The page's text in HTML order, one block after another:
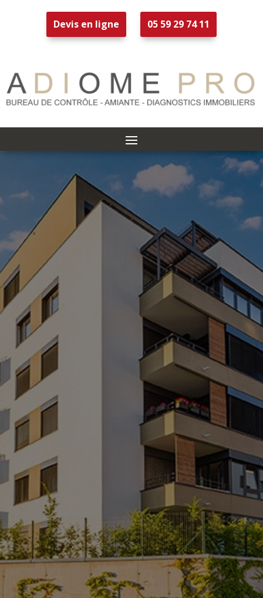
Devis en ligne 05 59 29 74 11
Diagnostic
Technique
Global à
Pessac
Dans certains cas, le Diagnostic
Technique Global (DTG) est une
obligation légale. Cela concerne
la mise en copropriété, la
division en plusieurs lots
privatifs et communs d’un
immeuble, ainsi que la demande
de l’administration lorsque la
copropriété présente des
désordres en termes de sécurité.
Le DTG contient des
informations sur l’état de
l’immeuble et doit être transmis
aux copropriétaires, au syndic et
à l’administration.